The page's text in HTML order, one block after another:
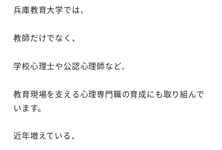
兵庫教育大学では、
教師だけでなく、
学校心理士や公認心理師など、
教育現場を支える心理専門職の育成にも取り組んで
います。
近年増えている、